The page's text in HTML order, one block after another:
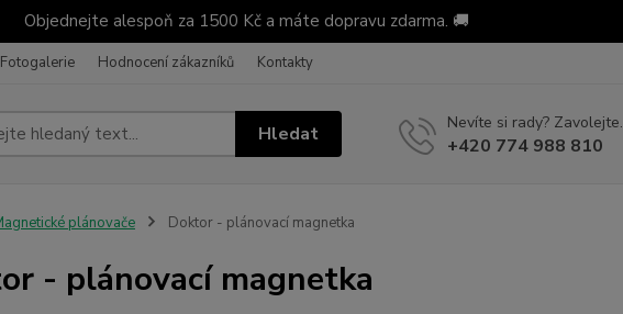
Objednejte alespoň za 1500 Kč a máte dopravu zdarma. 🚚
Fotogalerie Hodnocení zákazníků Kontakty
Hledat Nevíte si rady? Zavolejte.
+420 774 988 810
plánovače Doktor - plánovací magnetka
- plánovací magnetka